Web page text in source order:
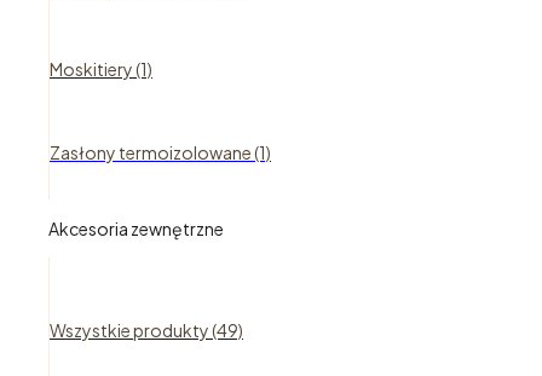
Moskitiery (1)
Zasłony termoizolowane (1)
Akcesoria zewnętrzne
Wszystkie produkty (49)